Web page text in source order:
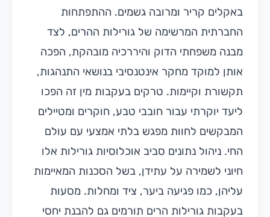
באקלים קריר ומרובה גשמים. ההתפתחות
החברתית המרשימה של גורילות ההרים, לצד
מבנה משפחתי הדוק והיררכיה מובהקת, הפכה
אותן למוקד מחקר אינטנסיבי בנושאי התנהגות,
תקשורת וקיימות. טרקים בעקבות מין זה הפכו
ליעד יוקרתי עבור חובבי טבע, חוקרים ומטיילים
המבקשים לחוות מפגש בלתי אמצעי עם עולם
החי. ניהול נתונים סביב אוכלוסיות גורילות אלו
חיוני לשמירה על עתידן, בשל הסכנות המאיימות
עליהן, כמו פגיעה ביער, ציד ומחלות. מסעות
בעקבות גורילות הרים תורמים גם להבנת יחסי